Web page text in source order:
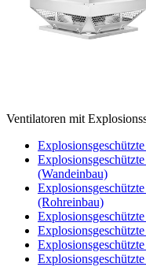
Ventilatoren mit
(Wandeinbau)
(Rohreinbau)